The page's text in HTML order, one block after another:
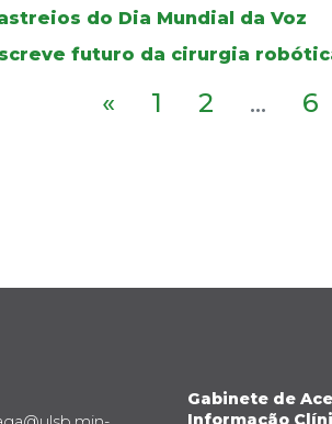
do Dia Mundial da Voz
futuro da cirurgia
« 1 2 ... 6
Gabinete de
Informação